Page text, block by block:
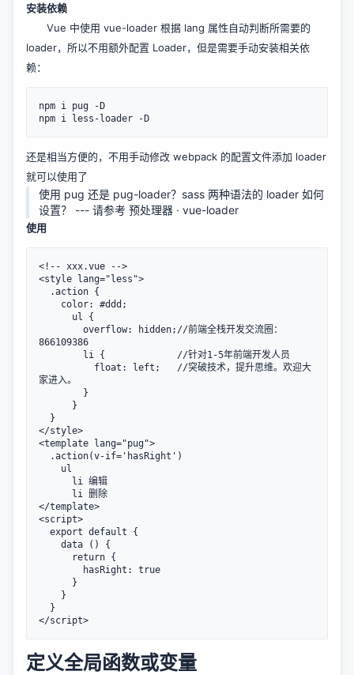
安装依赖
Vue 中使用 vue-loader 根据 lang 属性自动判断所需要的
loader，所以不用额外配置 Loader，但是需要手动安装相关依
赖：
npm i pug -D
还是相当方便的，不用手动修改 webpack 的配置文件添加 loader
就可以使用了
使用 pug 还是 pug-loader？sass 两种语法的 loader 如何
设置？ --- 请参考 预处理器 · vue-loader
使用
<!-- xxx.vue -->
<style lang="less">
866109386
家进入。
</style>
<template lang="pug">
</template>
<script>
定义全局函数或变量